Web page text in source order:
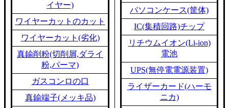
イヤー)
ワイヤーカットのカット
ワイヤーカット(劣化)
真鍮削粉(切削屑,ダライ
粉,パーマ)
ガスコンロの口
真鍮端子(メッキ品)
パソコンケース(筐体)
IC(集積回路)チップ
リチウムイオン(Li-ion)
電池
UPS(無停電電源装置)
ライザーカード(ハーモ
ニカ)